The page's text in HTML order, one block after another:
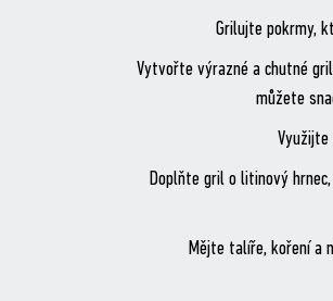
Grilujte pokrmy,
Vytvořte výrazné a chutné
můžete
Doplňte gril o litinový
Mějte talíře, koření a